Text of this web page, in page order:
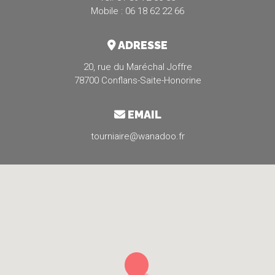
Mobile : 06 18 62 22 66
ADRESSE
20, rue du Maréchal Joffre
78700 Conflans-Saite-Honorine
EMAIL
tourniaire@wanadoo.fr